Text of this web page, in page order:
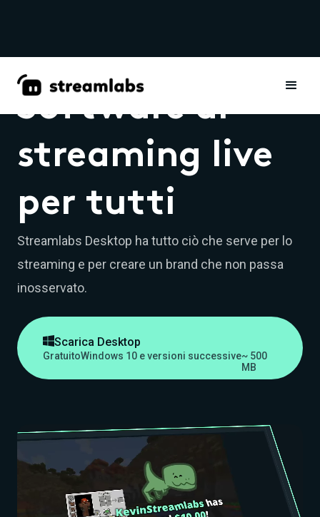
Software di
streaming live
per tutti
Streamlabs Desktop ha tutto ciò che serve per lo
streaming e per creare un brand che non passa
inosservato.
Scarica Desktop
GratuitoWindows 10 e versioni successive~ 500
MB